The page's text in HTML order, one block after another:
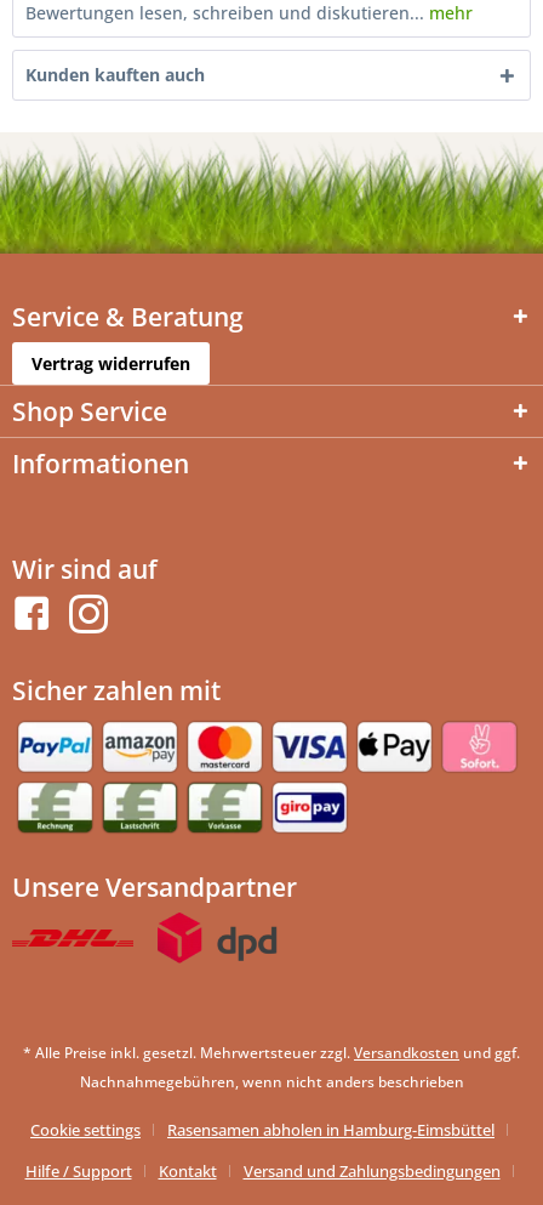
Bewertungen lesen, schreiben und diskutieren... mehr
Kunden kauften auch
Service & Beratung
Vertrag widerrufen
Shop Service
Informationen
Wir sind auf
Sicher zahlen mit
Unsere Versandpartner
* Alle Preise inkl. gesetzl. Mehrwertsteuer zzgl.Versandkosten und ggf.
Nachnahmegebühren, wenn nicht anders beschrieben
Cookie settings
Rasensamen abholen in Hamburg-Eimsbüttel
Hilfe / Support
Kontakt
Versand und Zahlungsbedingungen